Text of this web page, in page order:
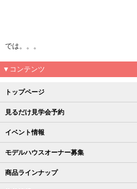
では。。。
▼コンテンツ
トップページ
見るだけ見学会予約
イベント情報
モデルハウスオーナー募集
商品ラインナップ